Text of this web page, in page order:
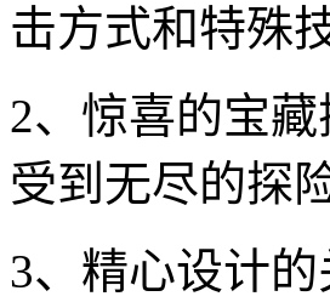
击方式和特殊
2、惊喜的宝
受到无尽的探
3、精心设计